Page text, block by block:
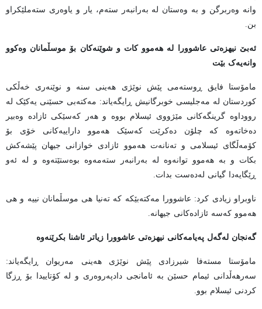
وانە وەربرگن و بە وەستان لە بەرانبەر ستەم، یار و یاوەری ستەملێکراو
بن.
ئەبێ نیهزەتی عاشوورا لە هەموو کات و شوێنەکان بۆ موسڵمانان وەکوو
وانەیەک بێت
مامۆستا فایق ڕوستەمی پێش نوێژی هەینی سنە و نوێنەری خەڵکی
کوردستان لە مەجلیسی خوبرگانیش ڕایگەیاند: مەکتەبی حسێنی یەکێک لە
رووداوە گرینگەکانی مێژووی ئیسلام بووە و هەر کەسێکی ئازادە وەبیر
دەخاتەوە کە چلۆن دەکرێت کەسێک هەموو داراییەکانی خۆی بۆ
کۆمەڵگای ئیسلامی و تەنانەت هەموو ئازادی خوازانی جیهان پێشەکش
بکات و بە هەموو توانەوە لە بەرانبەر ستەمەوە بوەستێتەوە و لە ئەو
ڕێگایەدا گیانی لەدەست بدات.
ناوبراو زیادی کرد: عاشوورا مەکتەبێکە کە تەنیا هی موسڵمانان نییە و هی
هەموو کەسە ئازادەکانی جیهانە.
گەنجان لەگەل پەیامەکانی نیهزەتی عاشوورا زیاتر ئاشنا بکرێنەوە
مامۆستا مستەفا شیرزادی پێش نوێژی هەینی مەریوان ڕایگەیاند:
سەرهەڵدانی ئیمام حسێن بە ئامانجی دادپەروەری و لە کۆتاییدا بۆ ڕزگا
کردنی ئیسلام بوو.